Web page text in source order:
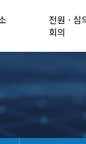
전원 · 심
회의